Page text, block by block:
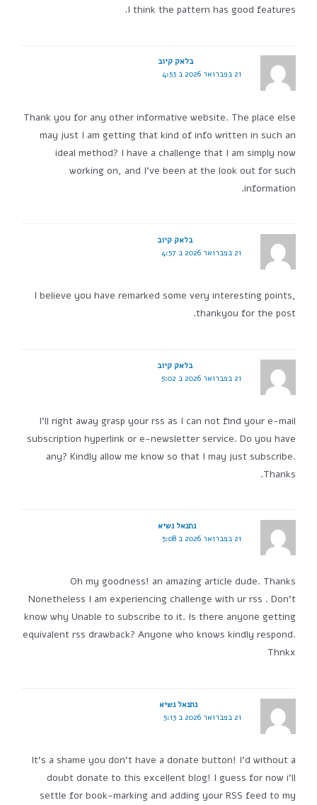
I think the pattern has good features.
בלאק קיוב
21 בפברואר 2026 ב 4:53
Thank you for any other informative website. The place else
may just I am getting that kind of info written in such an
ideal method? I have a challenge that I am simply now
working on, and I've been at the look out for such
information.
בלאק קיוב
21 בפברואר 2026 ב 4:57
I believe you have remarked some very interesting points,
thankyou for the post.
בלאק קיוב
21 בפברואר 2026 ב 5:02
I'll right away grasp your rss as I can not find your e-mail
subscription hyperlink or e-newsletter service. Do you have
any? Kindly allow me know so that I may just subscribe.
Thanks.
נתנאל נשיא
21 בפברואר 2026 ב 5:08
Oh my goodness! an amazing article dude. Thanks
Nonetheless I am experiencing challenge with ur rss . Don't
know why Unable to subscribe to it. Is there anyone getting
equivalent rss drawback? Anyone who knows kindly respond.
Thnkx
נתנאל נשיא
21 בפברואר 2026 ב 5:13
It's a shame you don't have a donate button! I'd without a
doubt donate to this excellent blog! I guess for now i'll
settle for book-marking and adding your RSS feed to my